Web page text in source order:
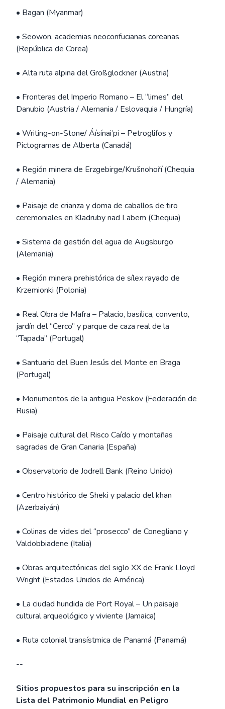
• Bagan (Myanmar)
• Seowon, academias neoconfucianas coreanas
(República de Corea)
• Alta ruta alpina del Großglockner (Austria)
• Fronteras del Imperio Romano – El “limes” del
Danubio (Austria / Alemania / Eslovaquia / Hungría)
• Writing-on-Stone/ Áísínai’pi – Petroglifos y
Pictogramas de Alberta (Canadá)
• Región minera de Erzgebirge/Krušnohoří (Chequia
/ Alemania)
• Paisaje de crianza y doma de caballos de tiro
ceremoniales en Kladruby nad Labem (Chequia)
• Sistema de gestión del agua de Augsburgo
(Alemania)
• Región minera prehistórica de sílex rayado de
Krzemionki (Polonia)
• Real Obra de Mafra – Palacio, basílica, convento,
jardín del “Cerco” y parque de caza real de la
“Tapada” (Portugal)
• Santuario del Buen Jesús del Monte en Braga
(Portugal)
• Monumentos de la antigua Peskov (Federación de
Rusia)
• Paisaje cultural del Risco Caído y montañas
sagradas de Gran Canaria (España)
• Observatorio de Jodrell Bank (Reino Unido)
• Centro histórico de Sheki y palacio del khan
(Azerbaiyán)
• Colinas de vides del “prosecco” de Conegliano y
Valdobbiadene (Italia)
• Obras arquitectónicas del siglo XX de Frank Lloyd
Wright (Estados Unidos de América)
• La ciudad hundida de Port Royal – Un paisaje
cultural arqueológico y viviente (Jamaica)
• Ruta colonial transístmica de Panamá (Panamá)
--
Sitios propuestos para su inscripción en la
Lista del Patrimonio Mundial en Peligro